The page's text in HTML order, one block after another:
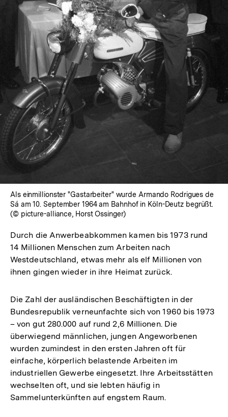
In
Lightbox
öffnen
Als einmillionster "Gastarbeiter" wurde Armando Rodrigues de
Sá am 10. September 1964 am Bahnhof in Köln-Deutz begrüßt.
(© picture-alliance, Horst Ossinger)
Durch die Anwerbeabkommen kamen bis 1973 rund
14 Millionen Menschen zum Arbeiten nach
Westdeutschland, etwas mehr als elf Millionen von
ihnen gingen wieder in ihre Heimat zurück.
Die Zahl der ausländischen Beschäftigten in der
Bundesrepublik verneunfachte sich von 1960 bis 1973
– von gut 280.000 auf rund 2,6 Millionen. Die
überwiegend männlichen, jungen Angeworbenen
wurden zumindest in den ersten Jahren oft für
einfache, körperlich belastende Arbeiten im
industriellen Gewerbe eingesetzt. Ihre Arbeitsstätten
wechselten oft, und sie lebten häufig in
Sammelunterkünften auf engstem Raum.